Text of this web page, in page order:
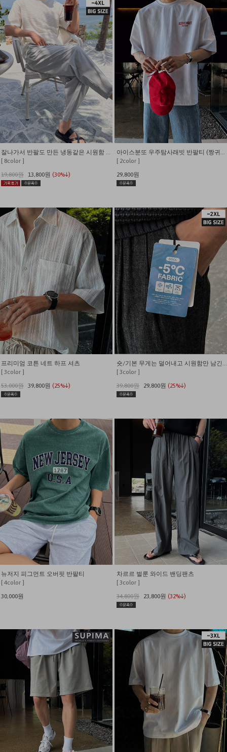
잘나가서 반팔도 만든 냉동같은 시원함 쫀쫀와플 반팔 티셔츠
[ 8color ]
19,800원 13,800원 (30%↓)
아이스분또 우주탐사래빗 반팔티 (짱귀여움)
[ 2color ]
29,800원
프리미엄 코튼 네트 하프 셔츠
[ 3color ]
53,000원 39,800원 (25%↓)
[ 3color ]
39,800원
29,800원 (25%↓)
뉴저지 피그먼트 오버핏 반팔티
[ 4color ]
30,000원
차르르 벌룬 와이드 밴딩팬츠
[ 3color ]
34,800원
23,800원 (32%↓)